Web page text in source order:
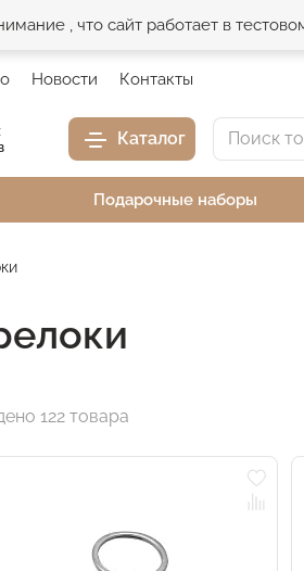
, что сайт работает в
Новости Контакты
Каталог
Подарочные наборы
122 товара